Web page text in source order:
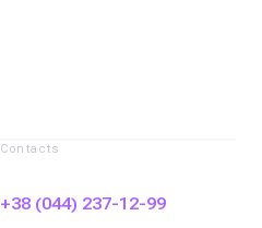
Contacts
+38 (044) 237-12-99